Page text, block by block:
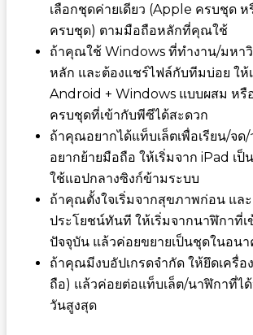
เลือกชุดค่ายเดียว (Apple ครบชุด
ครบชุด) ตามมือถือหลักที่คุณใช้
ถ้าคุณใช้ Windows ที่ทำงาน/มหาวิ
หลัก และต้องแชร์ไฟล์กับทีมบ่อย ให้เ
Android + Windows แบบผสม หรื
ครบชุดที่เข้ากับพีซีได้สะดวก
ถ้าคุณอยากได้แท็บเล็ตเพื่อเรียน/จด/
อยากย้ายมือถือ ให้เริ่มจาก iPad เป็
ใช้แอปกลางซิงก์ข้ามระบบ
ถ้าคุณตั้งใจเริ่มจากสุขภาพก่อน แล
ประโยชน์ทันที ให้เริ่มจากนาฬิกาที่
ปัจจุบัน แล้วค่อยขยายเป็นชุดในอน
ถ้าคุณมีงบอัปเกรดจำกัด ให้ยึดเครื่
ถือ) แล้วค่อยต่อแท็บเล็ต/นาฬิกาที่ไ
วันสูงสุด